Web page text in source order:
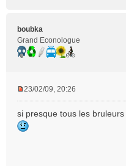
boubka
Grand Econologue
s
s
23/02/09, 20:26
si presque tous les